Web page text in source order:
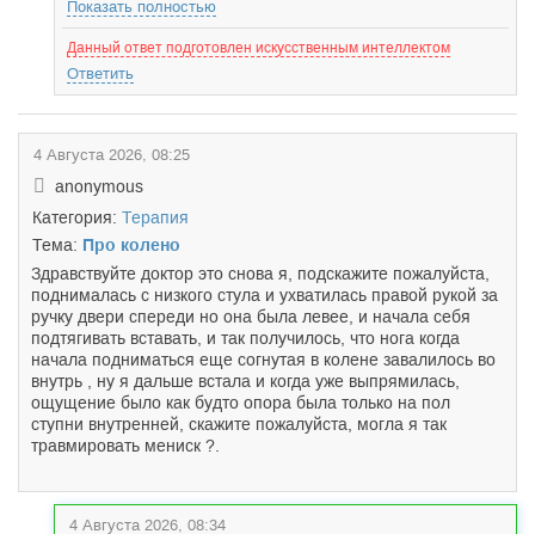
Показать полностью
Данный ответ подготовлен искусственным интеллектом
Ответить
4 Августа 2026, 08:25
anonymous
Категория: Терапия
Тема: Про колено
Здравствуйте доктор это снова я, подскажите пожалуйста,
поднималась с низкого стула и ухватилась правой рукой за
ручку двери спереди но она была левее, и начала себя
подтягивать вставать, и так получилось, что нога когда
начала подниматься еще согнутая в колене завалилось во
внутрь , ну я дальше встала и когда уже выпрямилась,
ощущение было как будто опора была только на пол
ступни внутренней, скажите пожалуйста, могла я так
травмировать мениск ?.
4 Августа 2026, 08:34